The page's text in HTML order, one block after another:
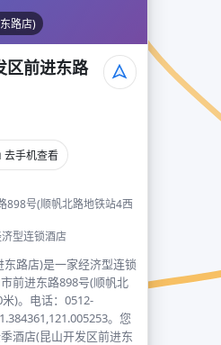
路店)
区前进东路
去手机查看
898号(顺帆北路地铁站4西
型连锁酒店
路店)是一家经济型连锁
前进东路898号(顺帆北
)。电话：0512-
。您
酒店(昆山开发区前进东